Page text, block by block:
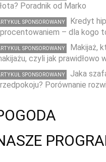
Poradnik od Marko
SPONSOROWANY
Kredyt
– dla kogo
SPONSOROWANY
Makijaż,
czyli jak prawidłowo
SPONSOROWANY
Jaka
Porównanie